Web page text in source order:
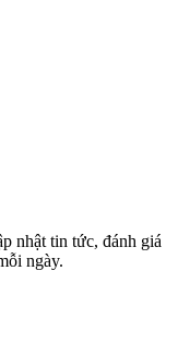
nhật tin tức, đánh giá
ngày.